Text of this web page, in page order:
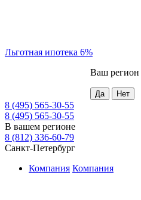
Льготная ипотека 6%
Ваш регион
8 (495) 565-30-55
8 (495) 565-30-55
В вашем регионе
8 (812) 336-60-79
Санкт-Петербург
Компания Компания